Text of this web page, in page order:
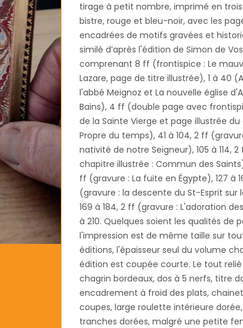
tirage à petit nombre, imprimé en
bistre, rouge et bleu-noir, avec les
encadrées de motifs gravées et
similé d’après l'édition de Simon de
comprenant 8 ff (frontispice : Le
Lazare, page de titre illustrée), 1 à 40
l'abbé Meignoz et La nouvelle église
Bains), 4 ff (double page avec
de la Sainte Vierge et page illustrée
Propre du temps), 41 à 104, 2 ff
nativité de notre Seigneur), 105 à 114,
chapitre illustrée : Commun des Saints),
ff (gravure : La fuite en Égypte), 127 à
(gravure : la descente du St-Esprit sur
169 à 184, 2 ff (gravure : L'adoration
à 210. Quelques soient les qualités de
l'impression est de même taille sur
éditions, l'épaisseur seul du volume
édition est coupée courte. Le tout
chagrin bordeaux, dos à 5 nerfs, titre
encadrement à froid des plats,
coupes, large roulette intérieure
tranches dorées, malgré une petite